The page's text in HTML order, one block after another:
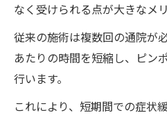
なく受けられる点が大きなメ
従来の施術は複数回の通院が
あたりの時間を短縮し、ピン
行います。
これにより、短期間での症状